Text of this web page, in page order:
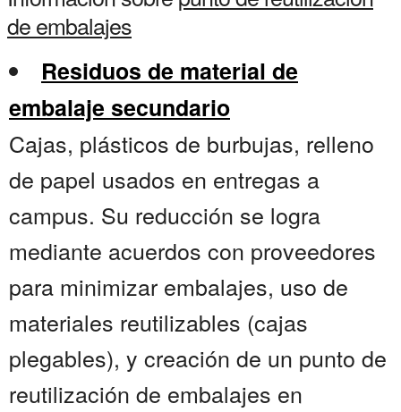
de embalajes
Residuos de material de
embalaje secundario
Cajas, plásticos de burbujas, relleno
de papel usados en entregas a
campus. Su reducción se logra
mediante acuerdos con proveedores
para minimizar embalajes, uso de
materiales reutilizables (cajas
plegables), y creación de un punto de
reutilización de embalajes en